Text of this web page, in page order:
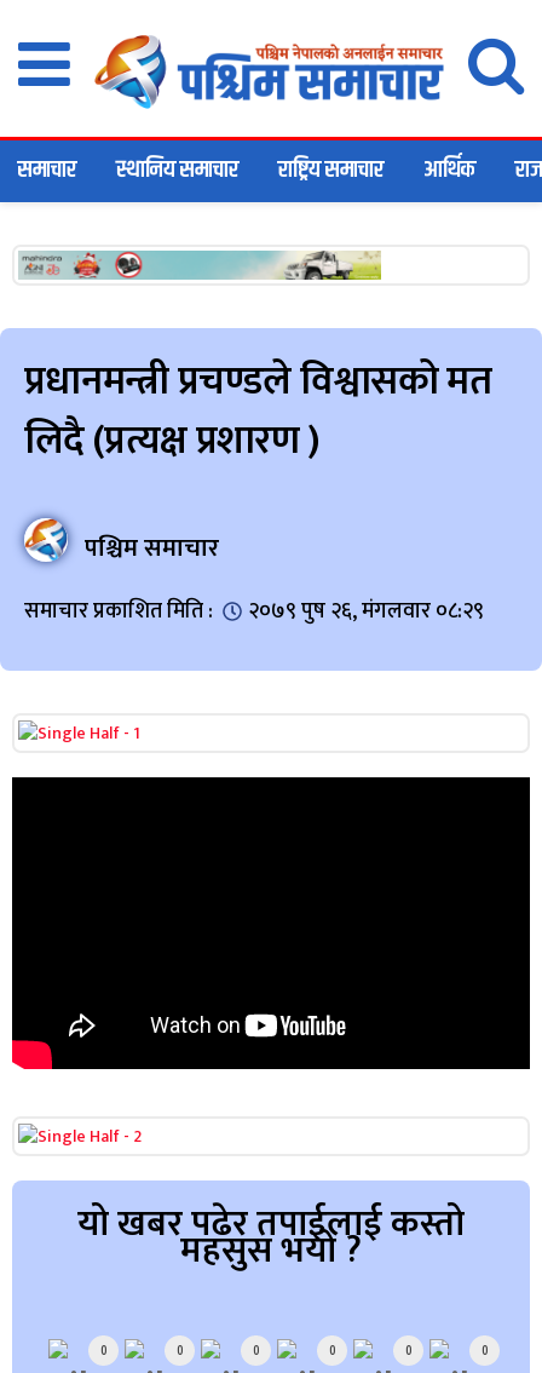
समाचार स्थानिय समाचार राष्ट्रिय समाचार आर्थिक
प्रधानमन्त्री प्रचण्डले विश्वासको मत
लिदै (प्रत्यक्ष प्रशारण )
पश्चिम समाचार
समाचार प्रकाशित मिति : २०७९ पुष २६, मंगलवार ०८:२९
यो खबर पढेर तपाईलाई कस्तो
महसुस भयो ?
0 0 0 0 0 0